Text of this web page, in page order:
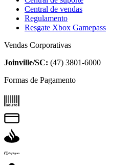
Central de vendas
Regulamento
Resgate Xbox Gamepass
Vendas Corporativas
Joinville/SC: (47) 3801-6000
Formas de Pagamento